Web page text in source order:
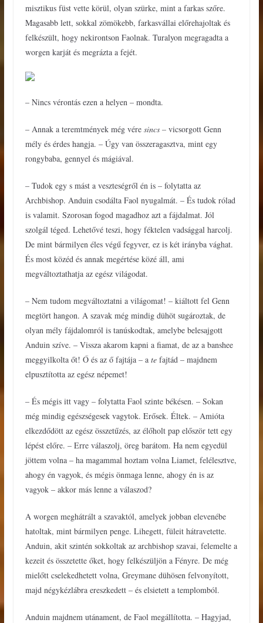
misztikus füst vette körül, olyan szürke, mint a farkas szőre.
Magasabb lett, sokkal zömökebb, farkasvállai előrehajoltak és
felkészült, hogy nekirontson Faolnak. Turalyon megragadta a
worgen karját és megrázta a fejét.
– Nincs vérontás ezen a helyen – mondta.
– Annak a teremtmények még vére sincs – vicsorgott Genn
mély és érdes hangja. – Úgy van összeragasztva, mint egy
rongybaba, gennyel és mágiával.
– Tudok egy s mást a veszteségről én is – folytatta az
Archbishop. Anduin csodálta Faol nyugalmát. – És tudok rólad
is valamit. Szorosan fogod magadhoz azt a fájdalmat. Jól
szolgál téged. Lehetővé teszi, hogy féktelen vadsággal harcolj.
De mint bármilyen éles végű fegyver, ez is két irányba vághat.
És most közéd és annak megértése közé áll, ami
megváltoztathatja az egész világodat.
– Nem tudom megváltoztatni a világomat! – kiáltott fel Genn
megtört hangon. A szavak még mindig dühöt sugároztak, de
olyan mély fájdalomról is tanúskodtak, amelybe belesajgott
Anduin szíve. – Vissza akarom kapni a fiamat, de az a banshee
meggyilkolta őt! Ő és az ő fajtája – a tefajtád – majdnem
elpusztította az egész népemet!
– És mégis itt vagy – folytatta Faol szinte békésen. – Sokan
még mindig egészségesek vagytok. Erősek. Éltek. – Amióta
elkezdődött az egész összetűzés, az élőholt pap először tett egy
lépést előre. – Erre válaszolj, öreg barátom. Ha nem egyedül
jöttem volna – ha magammal hoztam volna Liamet, felélesztve,
ahogy én vagyok, és mégis önmaga lenne, ahogy én is az
vagyok – akkor más lenne a válaszod?
A worgen meghátrált a szavaktól, amelyek jobban elevenébe
hatoltak, mint bármilyen penge. Lihegett, füleit hátravetette.
Anduin, akit szintén sokkoltak az archbishop szavai, felemelte a
kezeit és összetette őket, hogy felkészüljön a Fényre. De még
mielőtt cselekedhetett volna, Greymane dühösen felvonyított,
majd négykézlábra ereszkedett – és elsietett a templomból.
Anduin majdnem utánament, de Faol megállította. – Hagyjad,